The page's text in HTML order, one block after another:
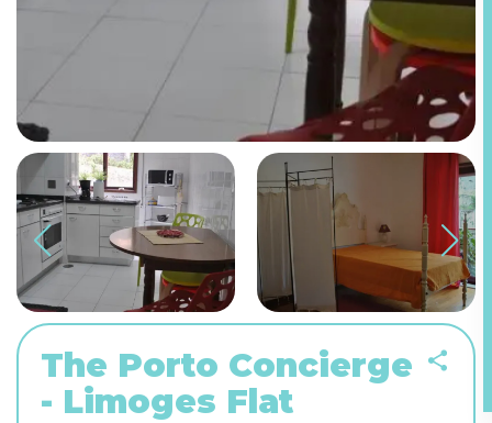
The Porto Concierge
- Limoges Flat